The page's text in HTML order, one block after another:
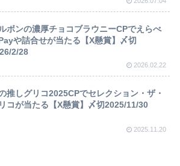
ボンの濃厚チョコブラウニーCPでえらべ
や詰合せが当たる【X懸賞】〆切
2/28
2026.02.22
推しグリコ2025CPでセレクション・ザ・
コが当たる【X懸賞】〆切2025/11/30
2025.11.20